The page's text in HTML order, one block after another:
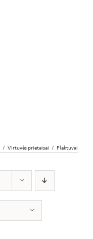
Virtuvės prietaisai Plaktuvai